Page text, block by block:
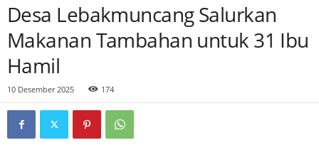
Desa Lebakmuncang Salurkan
Makanan Tambahan untuk 31 Ibu
Hamil
10 Desember 2025 174